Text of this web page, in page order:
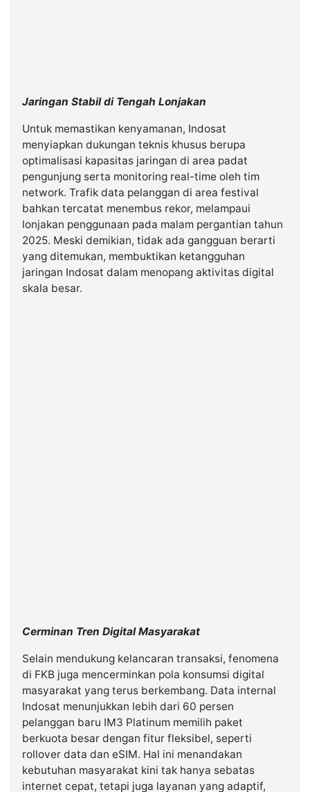
Jaringan Stabil di Tengah Lonjakan
Untuk memastikan kenyamanan, Indosat
menyiapkan dukungan teknis khusus berupa
optimalisasi kapasitas jaringan di area padat
pengunjung serta monitoring real-time oleh tim
network. Trafik data pelanggan di area festival
bahkan tercatat menembus rekor, melampaui
lonjakan penggunaan pada malam pergantian tahun
2025. Meski demikian, tidak ada gangguan berarti
yang ditemukan, membuktikan ketangguhan
jaringan Indosat dalam menopang aktivitas digital
skala besar.
Cerminan Tren Digital Masyarakat
Selain mendukung kelancaran transaksi, fenomena
di FKB juga mencerminkan pola konsumsi digital
masyarakat yang terus berkembang. Data internal
Indosat menunjukkan lebih dari 60 persen
pelanggan baru IM3 Platinum memilih paket
berkuota besar dengan fitur fleksibel, seperti
rollover data dan eSIM. Hal ini menandakan
kebutuhan masyarakat kini tak hanya sebatas
internet cepat, tetapi juga layanan yang adaptif,